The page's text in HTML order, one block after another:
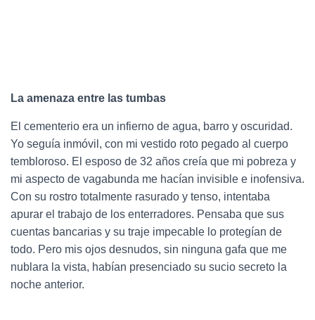
La amenaza entre las tumbas
El cementerio era un infierno de agua, barro y oscuridad.
Yo seguía inmóvil, con mi vestido roto pegado al cuerpo
tembloroso. El esposo de 32 años creía que mi pobreza y
mi aspecto de vagabunda me hacían invisible e inofensiva.
Con su rostro totalmente rasurado y tenso, intentaba
apurar el trabajo de los enterradores. Pensaba que sus
cuentas bancarias y su traje impecable lo protegían de
todo. Pero mis ojos desnudos, sin ninguna gafa que me
nublara la vista, habían presenciado su sucio secreto la
noche anterior.